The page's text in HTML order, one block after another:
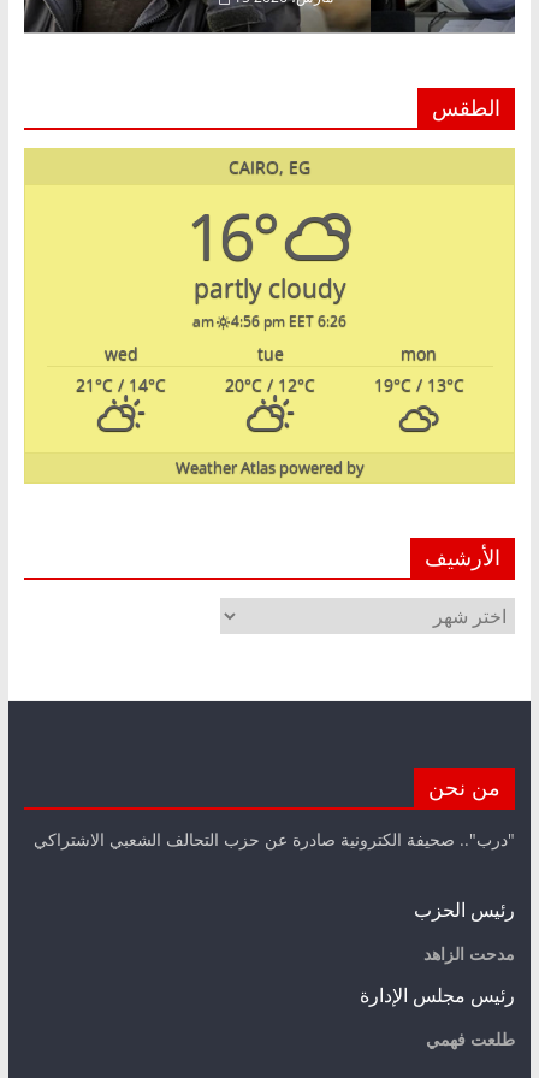
الطقس
CAIRO, EG
16°
partly cloudy
6:26 am
4:56 pm EET
mon
tue
wed
19°C/ 13°C
20°C / 12°C
21°C / 14°C
powered by
Weather Atlas
الأرشيف
الأرشيف
من نحن
"درب".. صحيفة الكترونية صادرة عن حزب التحالف الشعبي الاشتراكي
رئيس الحزب
مدحت الزاهد
رئيس مجلس الإدارة
طلعت فهمي